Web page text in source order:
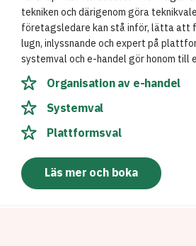
tekniken och därigenom göra
företagsledare kan stå inför, lätta att
lugn, inlyssnande och expert på
systemval och e-handel gör honom till
Organisation av e-handel
Systemval
Plattformsval
Läs mer och boka